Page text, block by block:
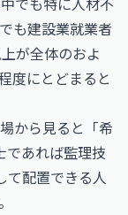
も建設業就業者
が全体のおよ
度にとどまると
から見ると「希
であれば監理技
て配置できる人